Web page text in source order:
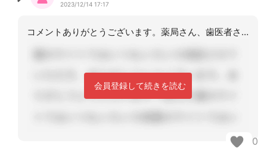
2023/12/14 17:17
コメントありがとうございます。薬局さん、歯医者さんと積極的に連絡取るように心がけ
会員登録して続きを読む
0